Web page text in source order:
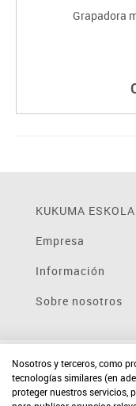
Grapadora
KUKUMA
Empresa
Información
Sobre nosotros
Nosotros y terceros, como
tecnologías similares (en
proteger nuestros servicios,